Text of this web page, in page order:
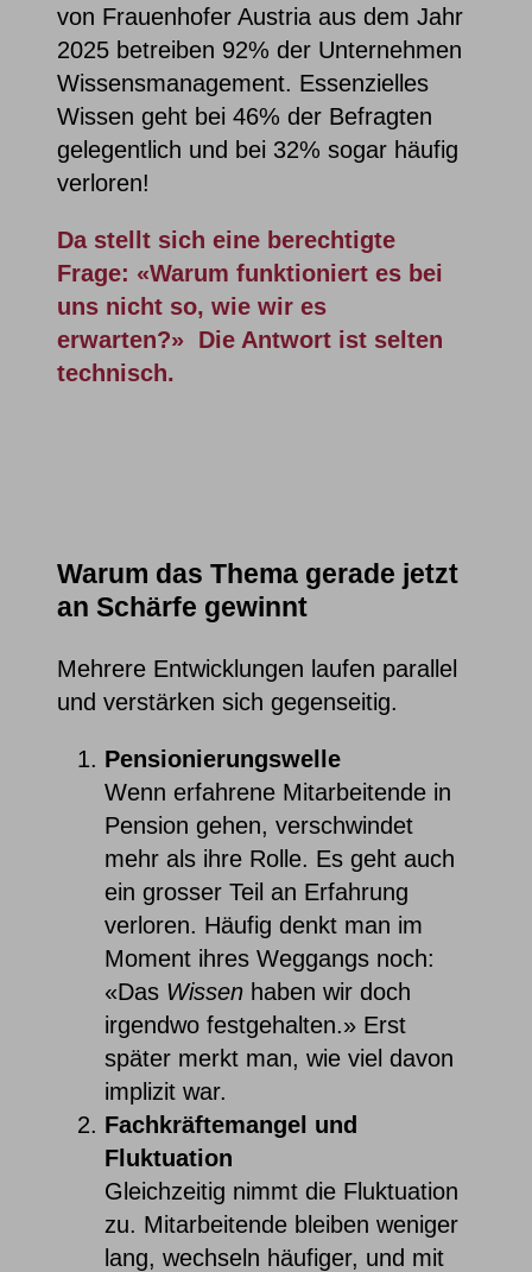
von Frauenhofer Austria aus dem Jahr
2025 betreiben 92% der Unternehmen
Wissensmanagement. Essenzielles
Wissen geht bei 46% der Befragten
gelegentlich und bei 32% sogar häufig
verloren!
Da stellt sich eine berechtigte
Frage: «Warum funktioniert es bei
uns nicht so, wie wir es
erwarten?» Die Antwort ist selten
technisch.
Warum das Thema gerade jetzt
an Schärfe gewinnt
Mehrere Entwicklungen laufen parallel
und verstärken sich gegenseitig.
Pensionierungswelle
Wenn erfahrene Mitarbeitende in
Pension gehen, verschwindet
mehr als ihre Rolle. Es geht auch
ein grosser Teil an Erfahrung
verloren. Häufig denkt man im
Moment ihres Weggangs noch:
«Das Wissen haben wir doch
irgendwo festgehalten.» Erst
später merkt man, wie viel davon
implizit war.
Fachkräftemangel und
Fluktuation
Gleichzeitig nimmt die Fluktuation
zu. Mitarbeitende bleiben weniger
lang, wechseln häufiger, und mit